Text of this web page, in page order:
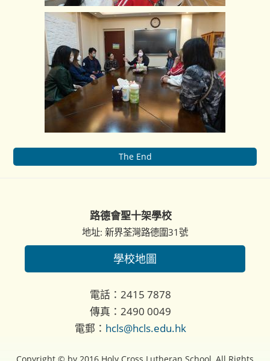
The End
路德會聖十架學校
地址: 新界荃灣路德圍31號
學校地圖
電話：2415 7878
傳真：2490 0049
電郵： hcls@hcls.edu.hk